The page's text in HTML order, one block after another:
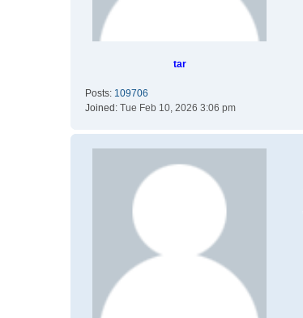
tar
Posts: 109706
Joined: Tue Feb 10, 2026 3:06 pm